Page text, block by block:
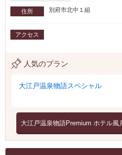
住所 別府市北中１組
アクセス
人気のプラン
大江戸温泉物語スペシャル
大江戸温泉物語Premium ホテル風